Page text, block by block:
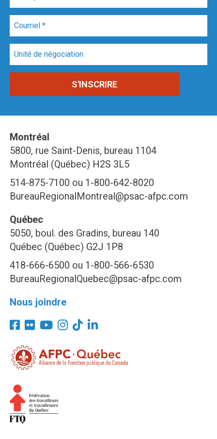
Montréal
5800, rue Saint-Denis, bureau 1104
Montréal (Québec) H2S 3L5
514-875-7100 ou 1-800-642-8020
BureauRegionalMontreal@psac-afpc.com
Québec
5050, boul. des Gradins, bureau 140
Québec (Québec) G2J 1P8
418-666-6500 ou 1-800-566-6530
BureauRegionalQuebec@psac-afpc.com
Nous joindre